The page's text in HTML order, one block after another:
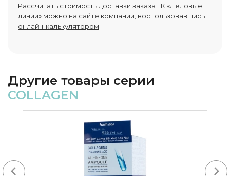
Рассчитать стоимость доставки заказа ТК «Деловые
линии» можно на сайте компании, воспользовавшись
онлайн-калькулятором
Другие товары серии
COLLAGEN